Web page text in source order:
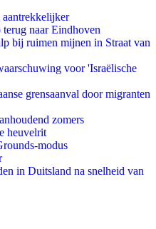
naar Eindhoven
bij ruimen mijnen in Straat van
voor 'Israëlische
grensaanval door migranten
zomers
heuvelrit
modus
in Duitsland na snelheid van